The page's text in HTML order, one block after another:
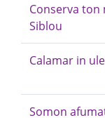
Conserva
Siblou
Calamar in
Somon